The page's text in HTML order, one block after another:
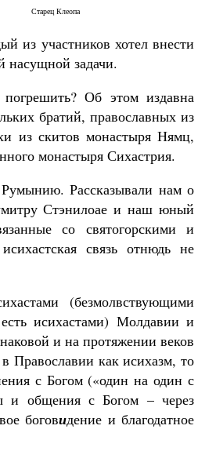
Старец Клеопа
из участников хотел внести
насущной задачи.
Об этом издавна
братий, православных из
из скитов монастыря Нямц,
монастыря Сихастрия.
Рассказывали нам о
Стэнилоае и наш юный
со святогорскими и
связь отнюдь не
(безмолвствующими
исихастами) Молдавии и
и на протяжении веков
Православии как исихазм, то
с Богом («один на один с
и общения с Богом – через
боговидение и благодатное